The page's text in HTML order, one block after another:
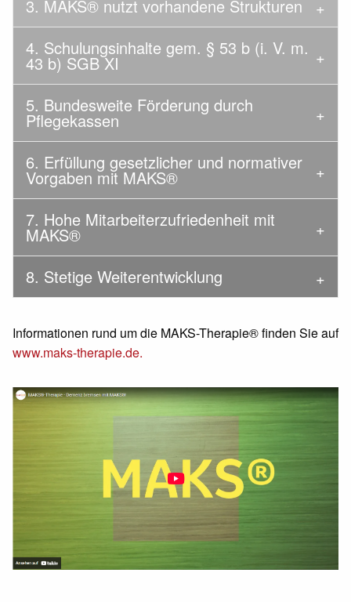
3. MAKS® nutzt vorhandene Strukturen
4. Schulungsinhalte gem. § 53 b (i. V. m.
43 b) SGB XI
5. Bundesweite Förderung durch
Pflegekassen
6. Erfüllung gesetzlicher und normativer
Vorgaben mit MAKS®
7. Hohe Mitarbeiterzufriedenheit mit
MAKS®
8. Stetige Weiterentwicklung
Informationen rund um die MAKS-Therapie® finden Sie auf
www.maks-therapie.de.